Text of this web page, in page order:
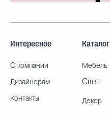
Интересное
О компании
Дизайнерам
Контакты
Каталог
Мебель
Свет
Декор